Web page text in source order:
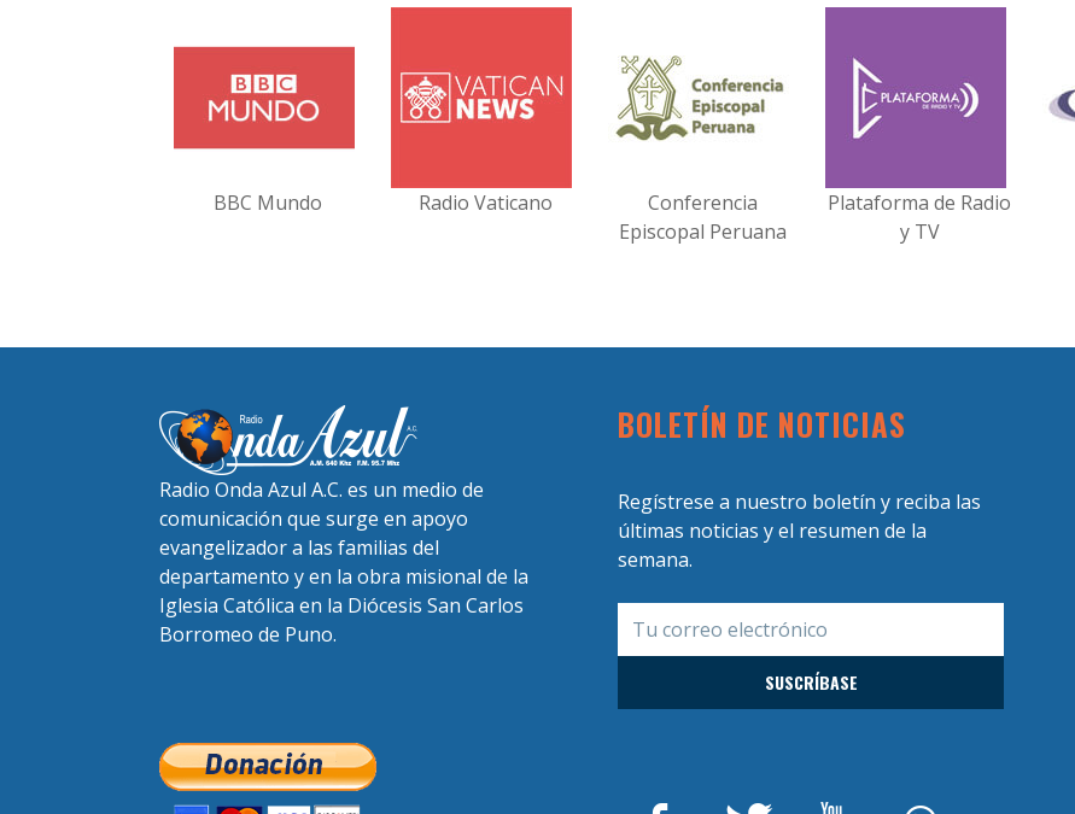
BBC Mundo Radio Vaticano
Conferencia
Episcopal Peruana
Plataforma de Radio
y TV
Radio Onda Azul A.C. es un medio de
comunicación que surge en apoyo
evangelizador a las familias del
departamento y en la obra misional de la
Iglesia Católica en la Diócesis San Carlos
Borromeo de Puno.
BOLETÍN DE NOTICIAS
Regístrese a nuestro boletín y reciba las
últimas noticias y el resumen de la
semana.